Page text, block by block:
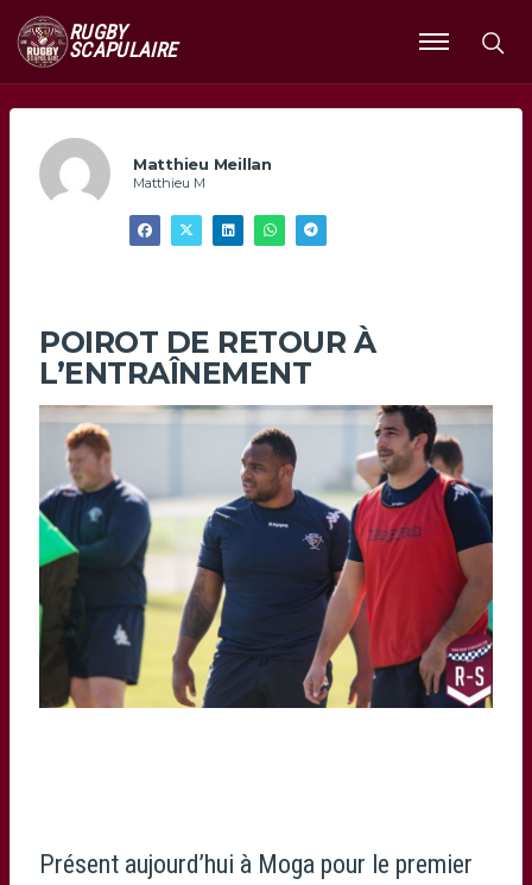
RUGBY
SCAPULAIRE
Ouvrir
le
Matthieu Meillan
Matthieu M
POIROT DE RETOUR À
L’ENTRAÎNEMENT
Présent aujourd’hui à Moga pour le premier